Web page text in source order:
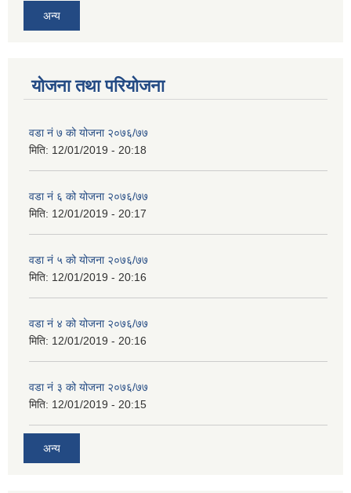
अन्य
योजना तथा परियोजना
वडा नं ७ को योजना २०७६/७७
मिति: 12/01/2019 - 20:18
वडा नं ६ को योजना २०७६/७७
मिति: 12/01/2019 - 20:17
वडा नं ५ को योजना २०७६/७७
मिति: 12/01/2019 - 20:16
वडा नं ४ को योजना २०७६/७७
मिति: 12/01/2019 - 20:16
वडा नं ३ को योजना २०७६/७७
मिति: 12/01/2019 - 20:15
अन्य